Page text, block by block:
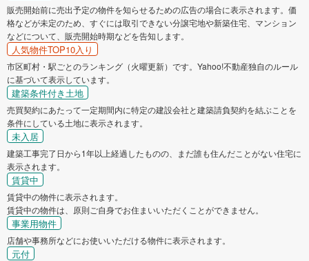
販売開始前に売出予定の物件を知らせるための広告の場合に表示されます。価
格などが未定のため、すぐには取引できない分譲宅地や新築住宅、マンション
などについて、販売開始時期などを告知します。
人気物件TOP10入り
市区町村・駅ごとのランキング（火曜更新）です。Yahoo!不動産独自のルール
に基づいて表示しています。
建築条件付き土地
売買契約にあたって一定期間内に特定の建設会社と建築請負契約を結ぶことを
条件にしている土地に表示されます。
未入居
建築工事完了日から1年以上経過したものの、まだ誰も住んだことがない住宅に
表示されます。
賃貸中
賃貸中の物件に表示されます。
賃貸中の物件は、原則ご自身でお住まいいただくことができません。
事業用物件
店舗や事務所などにお使いいただける物件に表示されます。
元付